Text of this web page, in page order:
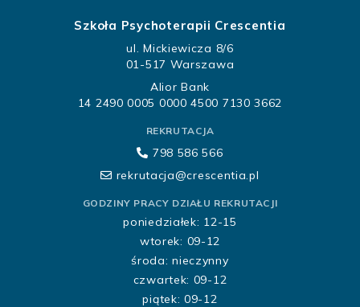
Szkoła Psychoterapii Crescentia
ul. Mickiewicza 8/6
01-517 Warszawa
Alior Bank
14 2490 0005 0000 4500 7130 3662
REKRUTACJA
798 586 566
rekrutacja@crescentia.pl
GODZINY PRACY DZIAŁU REKRUTACJI
poniedziałek: 12-15
wtorek: 09-12
środa: nieczynny
czwartek: 09-12
piątek: 09-12